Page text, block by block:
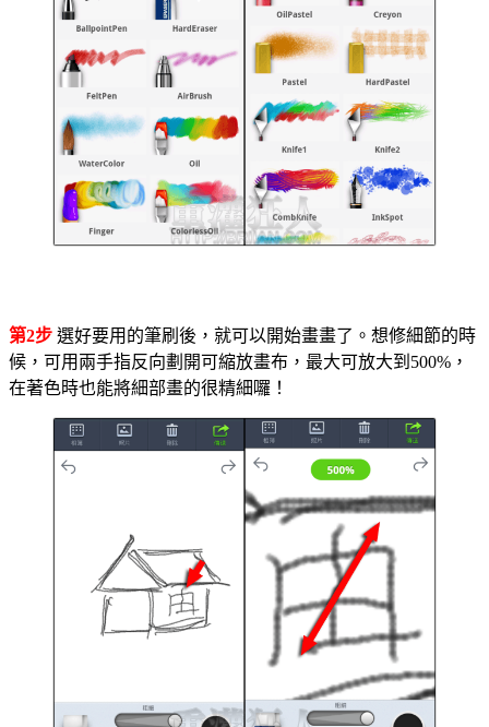
第2步 選好要用的筆刷後，就可以開始畫畫了。想修細節的時
候，可用兩手指反向劃開可縮放畫布，最大可放大到500%，
在著色時也能將細部畫的很精細囉！